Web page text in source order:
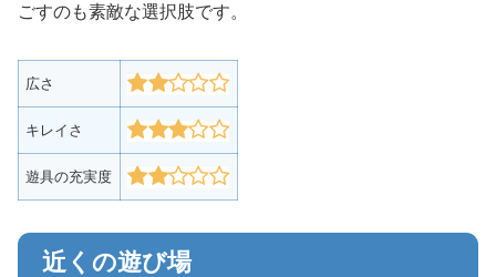
ごすのも素敵な選択肢です。
広さ
キレイさ
遊具の充実度
近くの遊び場